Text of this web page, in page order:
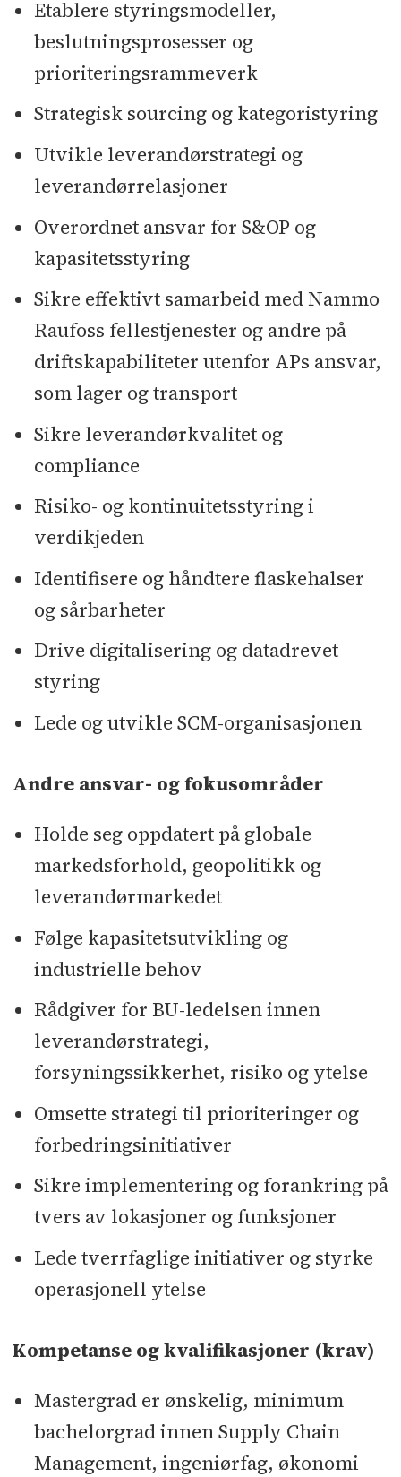
Etablere styringsmodeller,
beslutningsprosesser og
prioriteringsrammeverk
Strategisk sourcing og kategoristyring
Utvikle leverandørstrategi og
leverandørrelasjoner
Overordnet ansvar for S&OP og
kapasitetsstyring
Sikre effektivt samarbeid med Nammo
Raufoss fellestjenester og andre på
driftskapabiliteter utenfor APs ansvar,
som lager og transport
Sikre leverandørkvalitet og
compliance
Risiko- og kontinuitetsstyring i
verdikjeden
Identifisere og håndtere flaskehalser
og sårbarheter
Drive digitalisering og datadrevet
styring
Lede og utvikle SCM-organisasjonen
Andre ansvar- og fokusområder
Holde seg oppdatert på globale
markedsforhold, geopolitikk og
leverandørmarkedet
Følge kapasitetsutvikling og
industrielle behov
Rådgiver for BU-ledelsen innen
leverandørstrategi,
forsyningssikkerhet, risiko og ytelse
Omsette strategi til prioriteringer og
forbedringsinitiativer
Sikre implementering og forankring på
tvers av lokasjoner og funksjoner
Lede tverrfaglige initiativer og styrke
operasjonell ytelse
Kompetanse og kvalifikasjoner (krav)
Mastergrad er ønskelig, minimum
bachelorgrad innen Supply Chain
Management, ingeniørfag, økonomi